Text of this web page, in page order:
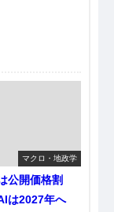
マクロ・地政学
公開価格割
は2027年へ